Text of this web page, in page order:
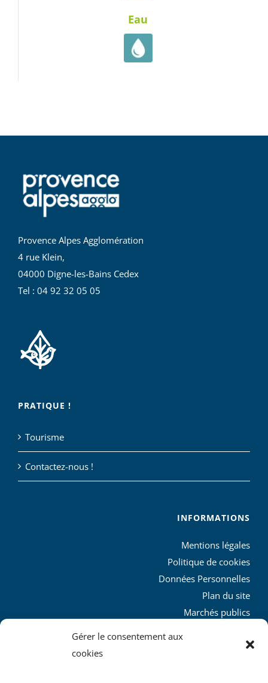
Gérer le consentement aux
cookies
Eau
Provence Alpes Agglomération
4 rue Klein,
04000 Digne-les-Bains Cedex
Tel : 04 92 32 05 05
PRATIQUE !
Tourisme
Contactez-nous !
INFORMATIONS
Mentions légales
Politique de cookies
Données Personnelles
Plan du site
Marchés publics
L’agglo recrute